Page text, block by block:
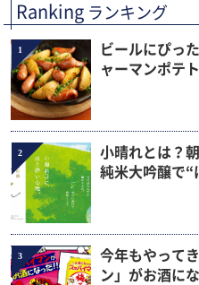
Ranking ランキング
1
ビールにぴっ
ャーマンポテ
2
小晴れとは？
純米大吟醸で
3
今年もやって
ン」がお酒に